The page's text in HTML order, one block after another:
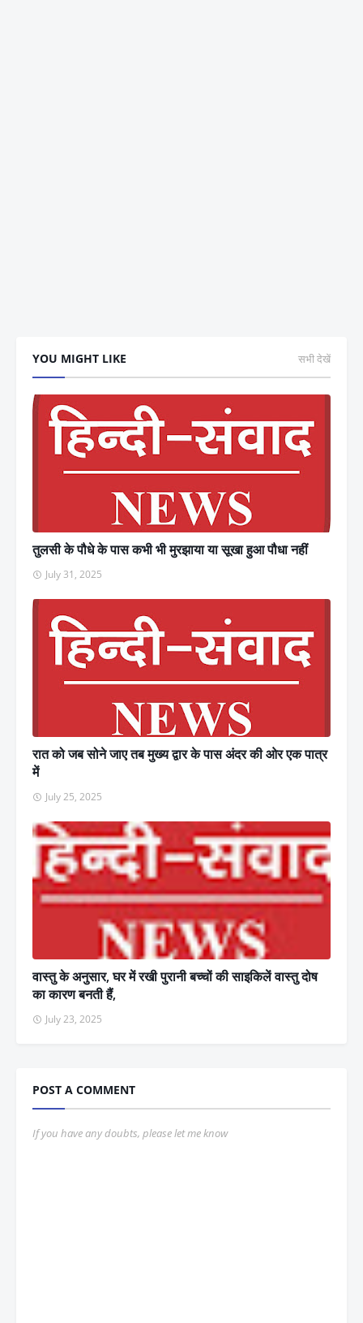
YOU MIGHT LIKE सभी देखें
तुलसी के पौधे के पास कभी भी मुरझाया या सूखा हुआ पौधा नहीं
July 31, 2025
रात को जब सोने जाए तब मुख्य द्वार के पास अंदर की ओर एक पात्र
में
July 25, 2025
वास्तु के अनुसार, घर में रखी पुरानी बच्चों की साइकिलें वास्तु दोष
का कारण बनती हैं,
July 23, 2025
POST A COMMENT
If you have any doubts, please let me know